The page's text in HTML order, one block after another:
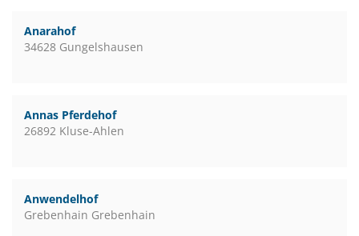
Anarahof
34628 Gungelshausen
Annas Pferdehof
26892 Kluse-Ahlen
Anwendelhof
Grebenhain Grebenhain